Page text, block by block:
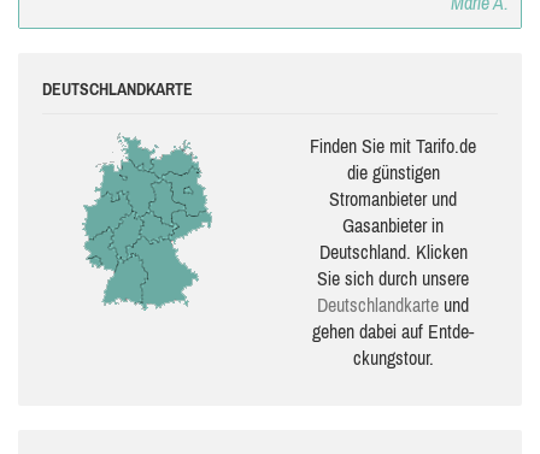
DEUTSCHLANDKARTE
Finden Sie mit Tarifo.de
die güns­ti­gen
Stromanbieter und
Gasanbieter in
Deutschland. Klicken
Sie sich durch unsere
Deutsch­land­karte und
gehen dabei auf Ent­de­
ckungs­tour.